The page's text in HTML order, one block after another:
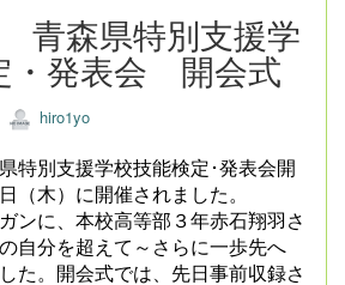
青森県特別支援学
・発表会 開会式
hiro1yo
特別支援学校技能検定･発表会開
（木）に開催されました。
ンに、本校高等部３年赤石翔羽さ
自分を超えて～さらに一歩先へ
た。開会式では、先日事前収録さ